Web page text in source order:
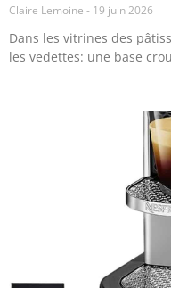
Claire Lemoine 19 juin 2026
Dans les vitrines des
les vedettes: une base